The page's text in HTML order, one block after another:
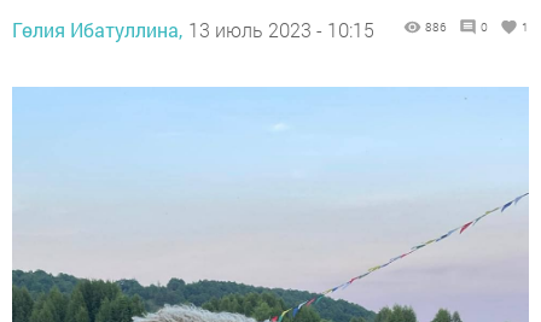
Гөлия Ибатуллина, 13 июль 2023 - 10:15 886 0 1